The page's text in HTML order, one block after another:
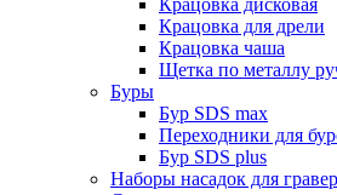
Крацовка дисковая
Крацовка для дрели
Крацовка чаша
Щетка по металлу
Буры
Бур SDS max
Переходники для
Бур SDS plus
Наборы насадок для